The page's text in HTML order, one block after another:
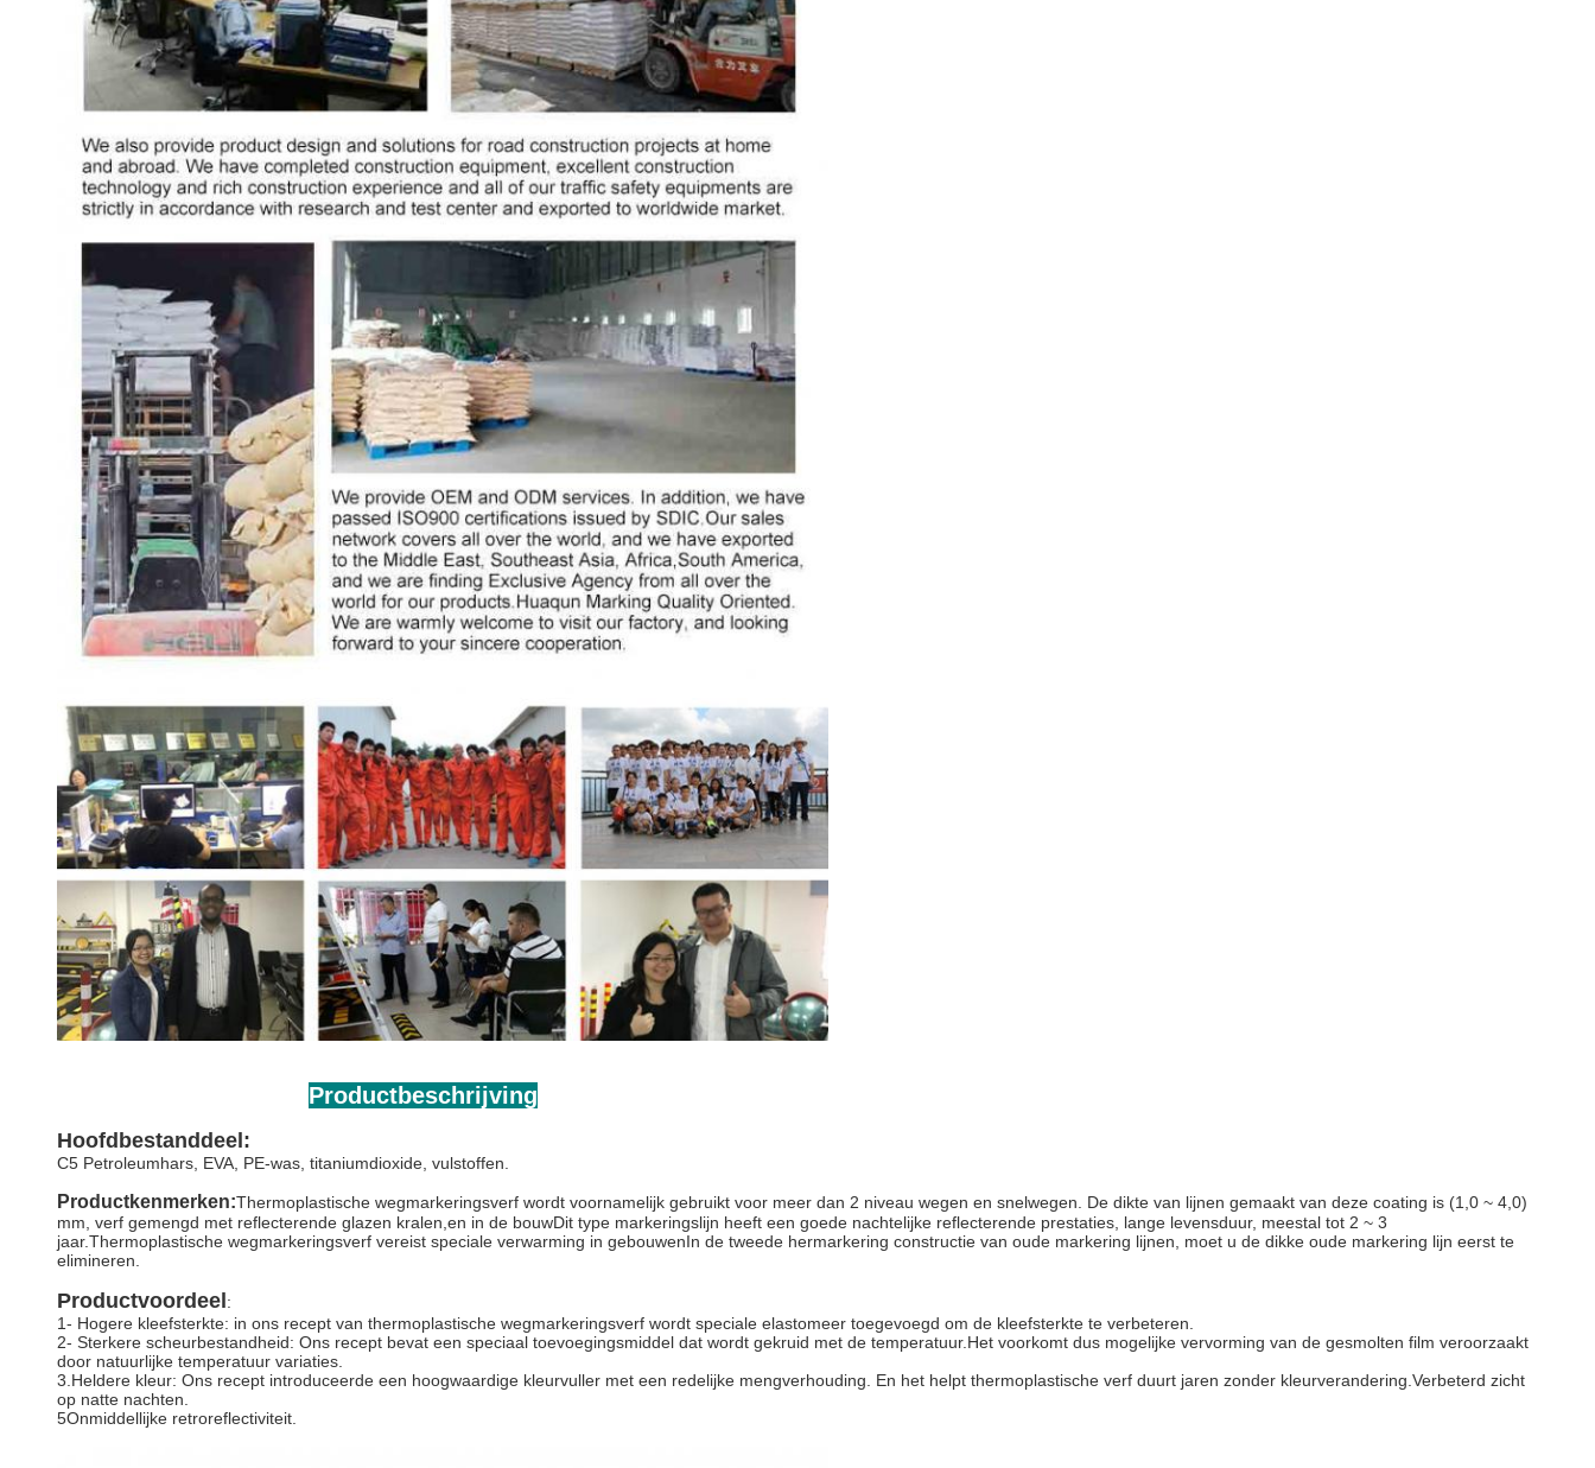
Productbeschrijving
Hoofdbestanddeel:
C5 Petroleumhars, EVA, PE-was, titaniumdioxide, vulstoffen.
Productkenmerken:Thermoplastische wegmarkeringsverf wordt voornamelijk gebruikt voor meer dan 2 niveau wegen en snelwegen. De dikte van lijnen gemaakt van deze coating is (1,0 ~ 4,0)
mm, verf gemengd met reflecterende glazen kralen,en in de bouwDit type markeringslijn heeft een goede nachtelijke reflecterende prestaties, lange levensduur, meestal tot 2 ~ 3
jaar.Thermoplastische wegmarkeringsverf vereist speciale verwarming in gebouwenIn de tweede hermarkering constructie van oude markering lijnen, moet u de dikke oude markering lijn eerst te
elimineren.
Productvoordeel :
1- Hogere kleefsterkte: in ons recept van thermoplastische wegmarkeringsverf wordt speciale elastomeer toegevoegd om de kleefsterkte te verbeteren.
2- Sterkere scheurbestandheid: Ons recept bevat een speciaal toevoegingsmiddel dat wordt gekruid met de temperatuur.Het voorkomt dus mogelijke vervorming van de gesmolten film veroorzaakt
door natuurlijke temperatuur variaties.
3.Heldere kleur: Ons recept introduceerde een hoogwaardige kleurvuller met een redelijke mengverhouding. En het helpt thermoplastische verf duurt jaren zonder kleurverandering.Verbeterd zicht
op natte nachten.
5Onmiddellijke retroreflectiviteit.